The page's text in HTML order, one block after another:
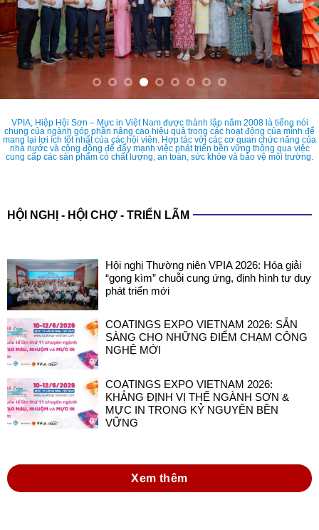
VPIA, Hiệp Hội Sơn – Mực in Việt Nam được thành lập năm 2008 là tiếng nói
chung của ngành góp phần nâng cao hiệu quả trong các hoạt động của mình để
mang lại lợi ích tốt nhất của các hội viên. Hợp tác với các cơ quan chức năng của
nhà nước và cộng đồng để đẩy mạnh việc phát triển bền vững thông qua việc
cung cấp các sản phẩm có chất lượng, an toàn, sức khỏe và bảo vệ môi trường.
HỘI NGHỊ - HỘI CHỢ - TRIỂN LÃM
Hội nghị Thường niên VPIA 2026: Hóa giải
“gọng kìm” chuỗi cung ứng, định hình tư duy
phát triển mới
COATINGS EXPO VIETNAM 2026: SẴN
SÀNG CHO NHỮNG ĐIỂM CHẠM CÔNG
NGHỆ MỚI
COATINGS EXPO VIETNAM 2026:
KHẲNG ĐỊNH VỊ THẾ NGÀNH SƠN &
MỰC IN TRONG KỶ NGUYÊN BỀN
VỮNG
Xem thêm